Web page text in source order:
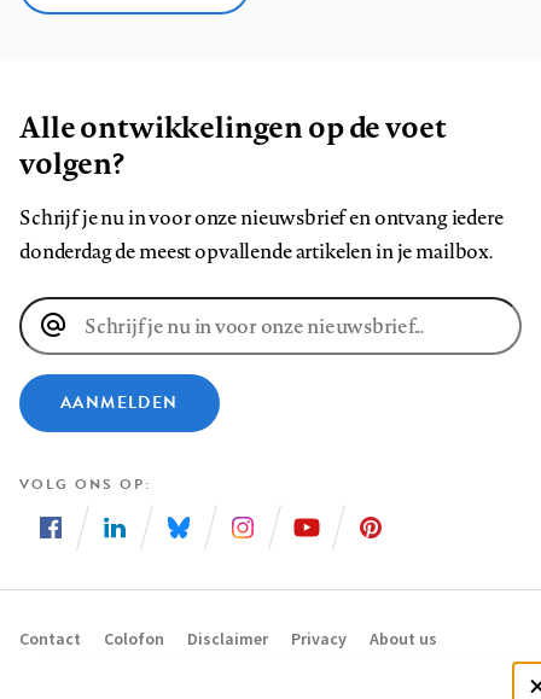
Alle ontwikkelingen op de voet
volgen?
Schrijf je nu in voor onze nieuwsbrief en ontvang iedere
donderdag de meest opvallende artikelen in je mailbox.
E-
mailadres
AANMELDEN
VOLG ONS OP
ons
op
ons
op
ons
ons
op
ons
op
ons
op
Contact Colofon Disclaimer Privacy About us